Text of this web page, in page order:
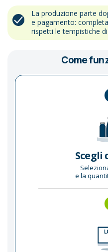
La produzione parte
e pagamento:
rispetti le tempistiche
Come
e la